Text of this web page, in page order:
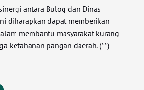
antara Bulog dan Dinas
diharapkan dapat memberikan
membantu masyarakat kurang
ketahanan pangan daerah. (**)